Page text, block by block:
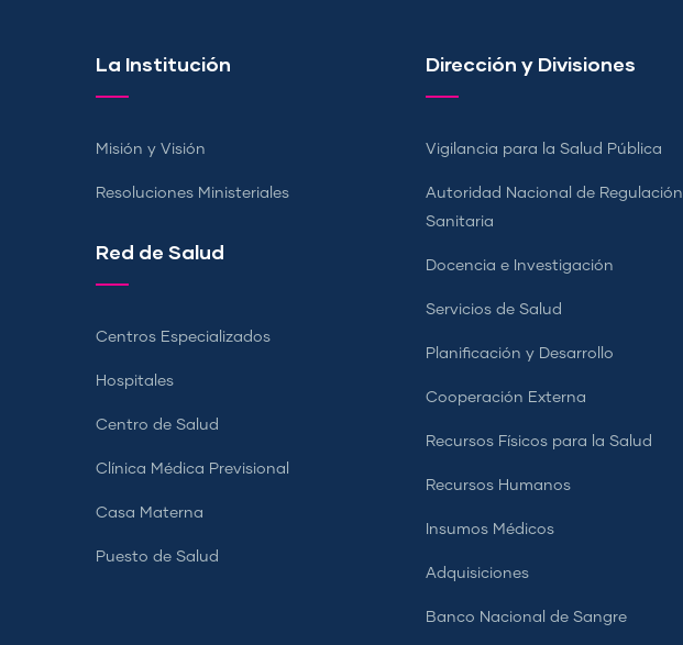
La Institución
Misión y Visión
Resoluciones Ministeriales
Red de Salud
Centros Especializados
Hospitales
Centro de Salud
Clínica Médica Previsional
Casa Materna
Puesto de Salud
Dirección y Divisiones
Vigilancia para la Salud Pública
Autoridad Nacional de Regulación
Sanitaria
Docencia e Investigación
Servicios de Salud
Planificación y Desarrollo
Cooperación Externa
Recursos Físicos para la Salud
Recursos Humanos
Insumos Médicos
Adquisiciones
Banco Nacional de Sangre